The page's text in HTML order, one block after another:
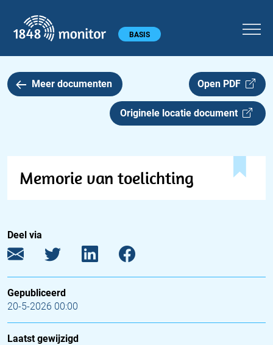
Hoofdmenu BASIS
Meer documenten Open PDF
Originele locatie document
Memorie van toelichting
Deel via
Gepubliceerd
20-5-2026 00:00
Laatst gewijzigd